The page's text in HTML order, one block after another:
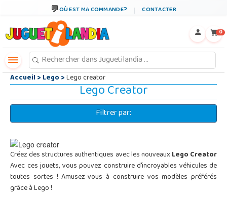
OÙ EST MA COMMANDE? CONTACTER
0
Accueil>Lego>Lego creator
Lego Creator
Filtrer par:
Créez des structures authentiques avec les nouveauxLego Creator
Avec ces jouets, vous pouvez construire d'incroyables véhicules de
toutes sortes ! Amusez-vous à construire vos modèles préférés
grâce à Lego !